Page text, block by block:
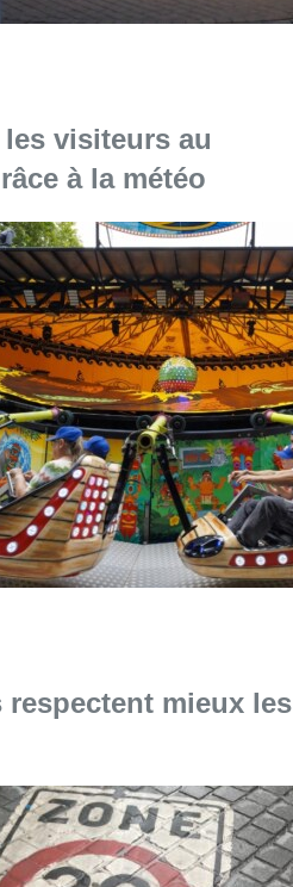
visiteurs au
à la météo
mieux les